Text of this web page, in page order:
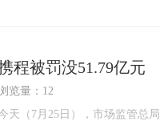
程被罚没51.79亿元
览量：12
天（7月25日），市场监管总